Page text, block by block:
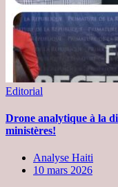
Editorial
Drone analytique à la
ministères!
Analyse Haiti
10 mars 2026